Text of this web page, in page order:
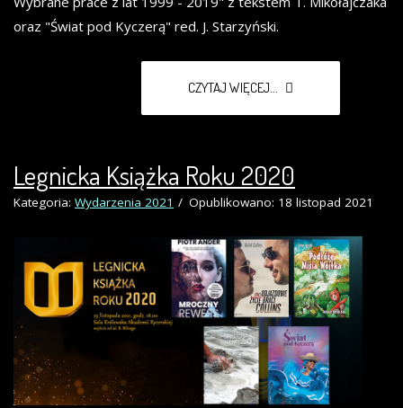
oraz "Świat pod Kyczerą" red. J. Starzyński.
CZYTAJ WIĘCEJ...
Legnicka Książka Roku 2020
Kategoria: Wydarzenia 2021 Opublikowano: 18 listopad 2021